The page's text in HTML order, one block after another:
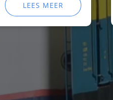
LEES MEER